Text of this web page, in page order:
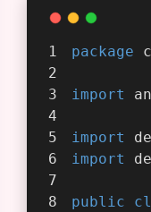
package
import
import
import
public